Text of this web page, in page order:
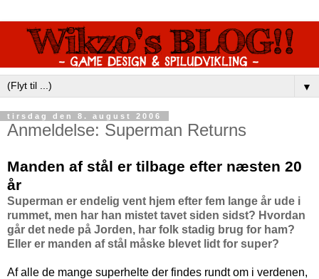
▼
tirsdag den 8. august 2006
Anmeldelse: Superman Returns
Manden af stål er tilbage efter næsten 20
år
Superman er endelig vent hjem efter fem lange år ude i
rummet, men har han mistet tavet siden sidst? Hvordan
går det nede på Jorden, har folk stadig brug for ham?
Eller er manden af stål måske blevet lidt for super?
Af alle de mange superhelte der findes rundt om i verdenen,